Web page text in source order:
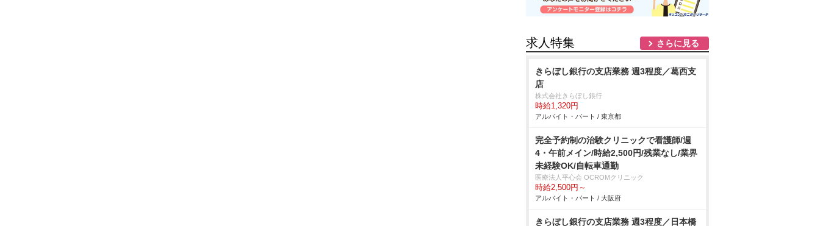
求人特集 さらに見る
きらぼし銀行の支店業務 週3程度／葛西支
店
株式会社きらぼし銀行
時給1,320円
アルバイト・パート / 東京都
完全予約制の治験クリニックで看護師/週
4・午前メイン/時給2,500円/残業なし/業界
未経験OK/自転車通勤
医療法人平心会 OCROMクリニック
時給2,500円～
アルバイト・パート / 大阪府
きらぼし銀行の支店業務 週3程度／日本橋